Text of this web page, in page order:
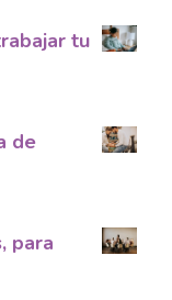
tu
de
para